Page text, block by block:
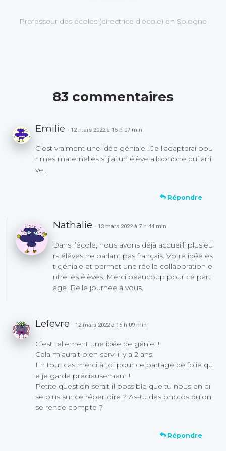
Professeur des écoles (directrice d'école) en Sologne
83 commentaires
Emilie · 12 mars 2022 à 15 h 07 min
C’est vraiment une idée géniale ! Je l’adapterai pou
r mes maternelles si j’ai un élève allophone qui arri
ve…
Répondre
Nathalie · 13 mars 2022 à 7 h 44 min
Dans l’école, nous avons déjà accueilli plusieu
rs élèves ne parlant pas français. Votre idée es
t géniale et permet une réelle collaboration e
ntre les élèves. Merci beaucoup pour ce part
age. Belle journée à vous.
Lefevre · 12 mars 2022 à 15 h 09 min
C’est tellement une idée de génie !!
Cela m’aurait bien servi il y a 2 ans.
En tout cas merci à toi pour ce partage de folie qu
e je garde précieusement !
Petite question serait-il possible que tu nous en di
se plus sur ce répertoire ? As-tu des photos qu’on
se rende compte ?
Répondre